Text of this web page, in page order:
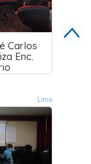
Carlos
Enc.
Lima